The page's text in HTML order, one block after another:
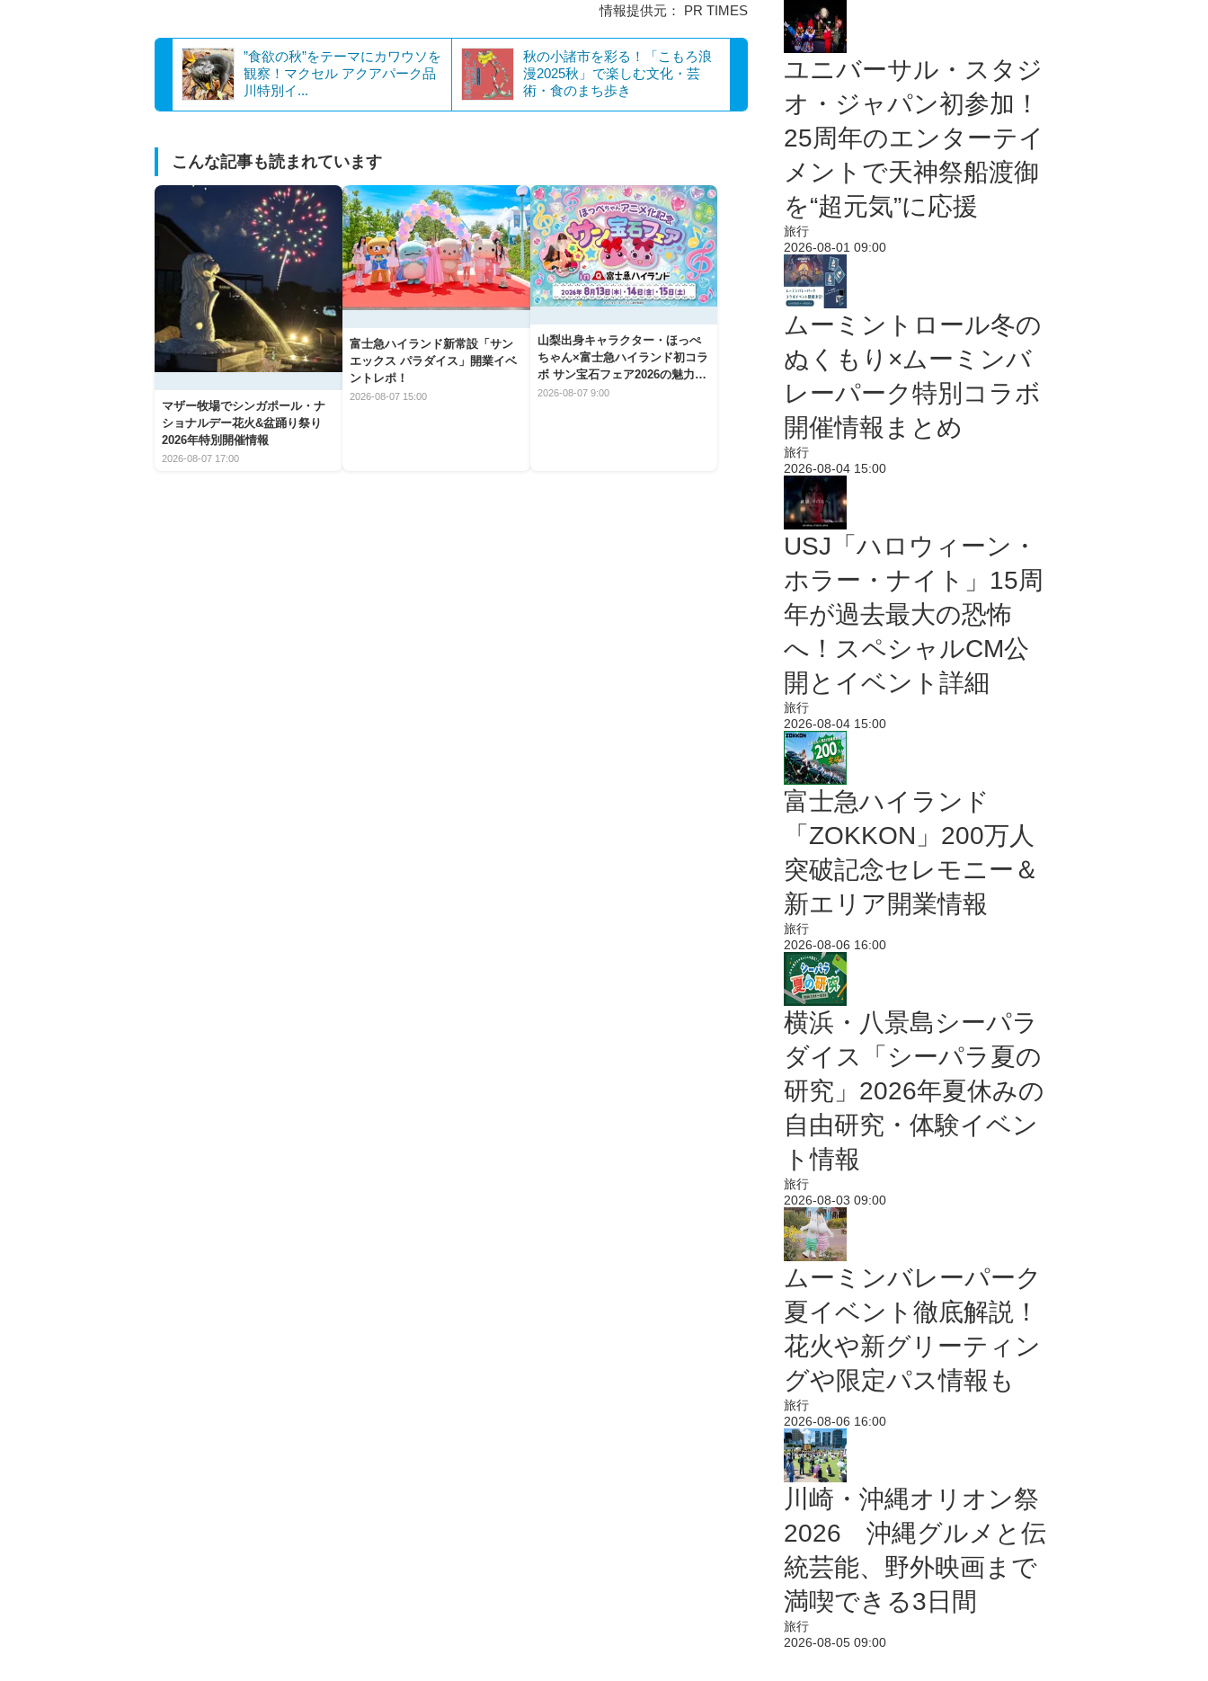
情報提供元： PR TIMES
”食欲の秋”をテーマにカワウソを
観察！マクセル アクアパーク品
川特別イ...
秋の小諸市を彩る！「こもろ浪
漫2025秋」で楽しむ文化・芸
術・食のまち歩き
こんな記事も読まれています
マザー牧場でシンガポール・ナ
ショナルデー花火&盆踊り祭り
2026年特別開催情報
2026-08-07 17:00
富士急ハイランド新常設「サン
エックス パラダイス」開業イベ
ントレポ！
2026-08-07 15:00
山梨出身キャラクター・ほっぺ
ちゃん×富士急ハイランド初コラ
ボ サン宝石フェア2026の魅力と
楽しみ方
2026-08-07 9:00
ユニバーサル・スタジ
オ・ジャパン初参加！
25周年のエンターテイ
メントで天神祭船渡御
を“超元気”に応援
旅行
2026-08-01 09:00
ムーミントロール冬の
ぬくもり×ムーミンバ
レーパーク特別コラボ
開催情報まとめ
旅行
2026-08-04 15:00
USJ「ハロウィーン・
ホラー・ナイト」15周
年が過去最大の恐怖
へ！スペシャルCM公
開とイベント詳細
旅行
2026-08-04 15:00
富士急ハイランド
「ZOKKON」200万人
突破記念セレモニー＆
新エリア開業情報
旅行
2026-08-06 16:00
横浜・八景島シーパラ
ダイス「シーパラ夏の
研究」2026年夏休みの
自由研究・体験イベン
ト情報
旅行
2026-08-03 09:00
ムーミンバレーパーク
夏イベント徹底解説！
花火や新グリーティン
グや限定パス情報も
旅行
2026-08-06 16:00
川崎・沖縄オリオン祭
2026 沖縄グルメと伝
統芸能、野外映画まで
満喫できる3日間
旅行
2026-08-05 09:00